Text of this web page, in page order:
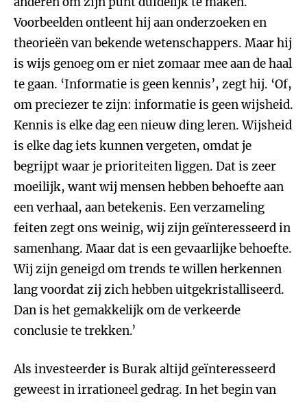
Voorbeelden ontleent hij aan onderzoeken en
theorieën van bekende wetenschappers. Maar hij
is wijs genoeg om er niet zomaar mee aan de haal
te gaan. ‘Informatie is geen kennis’, zegt hij. ‘Of,
om preciezer te zijn: informatie is geen wijsheid.
Kennis is elke dag een nieuw ding leren. Wijsheid
is elke dag iets kunnen vergeten, omdat je
begrijpt waar je prioriteiten liggen. Dat is zeer
moeilijk, want wij mensen hebben behoefte aan
een verhaal, aan betekenis. Een verzameling
feiten zegt ons weinig, wij zijn geïnteresseerd in
samenhang. Maar dat is een gevaarlijke behoefte.
Wij zijn geneigd om trends te willen herkennen
lang voordat zij zich hebben uitgekristalliseerd.
Dan is het gemakkelijk om de verkeerde
conclusie te trekken.’
Als investeerder is Burak altijd geïnteresseerd
geweest in irrationeel gedrag. In het begin van